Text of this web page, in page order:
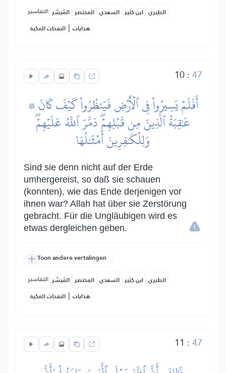
التفاسير: المُيسَّر المختصر السعدي ابن كثير الطبري
النفحات المكية | هدايات
10:47
۞ أَفَلَمۡ يَسِيرُواْ فِي ٱلۡأَرۡضِ فَيَنظُرُواْ كَيۡفَ كَانَ
عَٰقِبَةُ ٱلَّذِينَ مِن قَبۡلِهِمۡۖ دَمَّرَ ٱللَّهُ عَلَيۡهِمۡۖ
وَلِلۡكَٰفِرِينَ أَمۡثَٰلُهَا
Sind sie denn nicht auf der Erde
umhergereist, so daß sie schauen
(konnten), wie das Ende derjenigen vor
ihnen war? Allah hat über sie Zerstörung
gebracht. Für die Ungläubigen wird es
etwas dergleichen geben.
Toon andere vertalingen
التفاسير: المُيسَّر المختصر السعدي ابن كثير الطبري
النفحات المكية | هدايات
11 :47